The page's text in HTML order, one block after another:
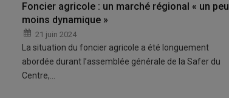
Foncier agricole : un marché régional « un peu
moins dynamique »
21 juin 2024
La situation du foncier agricole a été longuement
abordée durant l’assemblée générale de la Safer du
Centre,…